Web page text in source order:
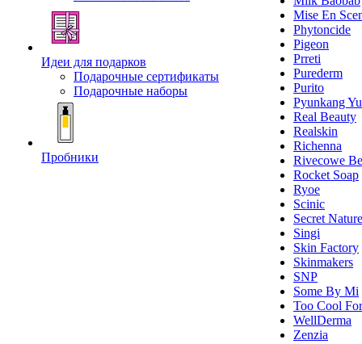
Идеи для подарков
Подарочные сертификаты
Подарочные наборы
Пробники
Mise En
Phytoncide
Pigeon
Prreti
Purederm
Purito
Pyunkang
Real Beauty
Realskin
Richenna
Rivecowe
Rocket Soap
Ryoe
Scinic
Secret Nature
Singi
Skin Factory
Skinmakers
SNP
Some By Mi
Too Cool
WellDerma
Zenzia